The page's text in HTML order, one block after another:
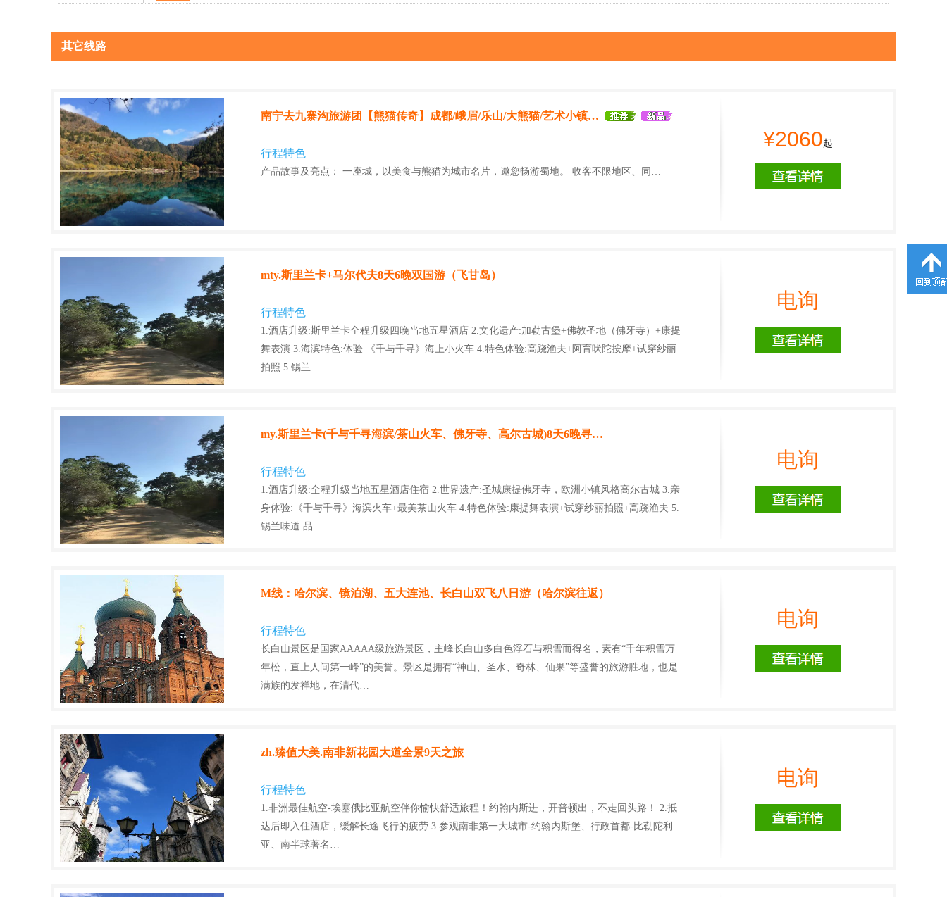
其它线路
南宁去九寨沟旅游团【熊猫传奇】成都/峨眉/乐山/大熊猫/艺术小镇…
行程特色
产品故事及亮点： 一座城，以美食与熊猫为城市名片，邀您畅游蜀地。 收客不限地区、同…
¥2060起
mty.斯里兰卡+马尔代夫8天6晚双国游（飞甘岛）
行程特色
1.酒店升级:斯里兰卡全程升级四晚当地五星酒店 2.文化遗产:加勒古堡+佛教圣地（佛牙寺）+康提
舞表演 3.海滨特色:体验 《千与千寻》海上小火车 4.特色体验:高跷渔夫+阿育吠陀按摩+试穿纱丽
拍照 5.锡兰…
电询
my.斯里兰卡(千与千寻海滨/茶山火车、佛牙寺、高尔古城)8天6晚寻…
行程特色
1.酒店升级:全程升级当地五星酒店住宿 2.世界遗产:圣城康提佛牙寺，欧洲小镇风格高尔古城 3.亲
身体验:《千与千寻》海滨火车+最美茶山火车 4.特色体验:康提舞表演+试穿纱丽拍照+高跷渔夫 5.
锡兰味道:品…
电询
M线：哈尔滨、镜泊湖、五大连池、长白山双飞八日游（哈尔滨往返）
行程特色
长白山景区是国家AAAAA级旅游景区，主峰长白山多白色浮石与积雪而得名，素有“千年积雪万
年松，直上人间第一峰”的美誉。景区是拥有“神山、圣水、奇林、仙果”等盛誉的旅游胜地，也是
满族的发祥地，在清代…
电询
zh.臻值大美.南非新花园大道全景9天之旅
行程特色
1.非洲最佳航空-埃塞俄比亚航空伴你愉快舒适旅程！约翰内斯进，开普顿出，不走回头路！ 2.抵
达后即入住酒店，缓解长途飞行的疲劳 3.参观南非第一大城市-约翰内斯堡、行政首都-比勒陀利
亚、南半球著名…
电询